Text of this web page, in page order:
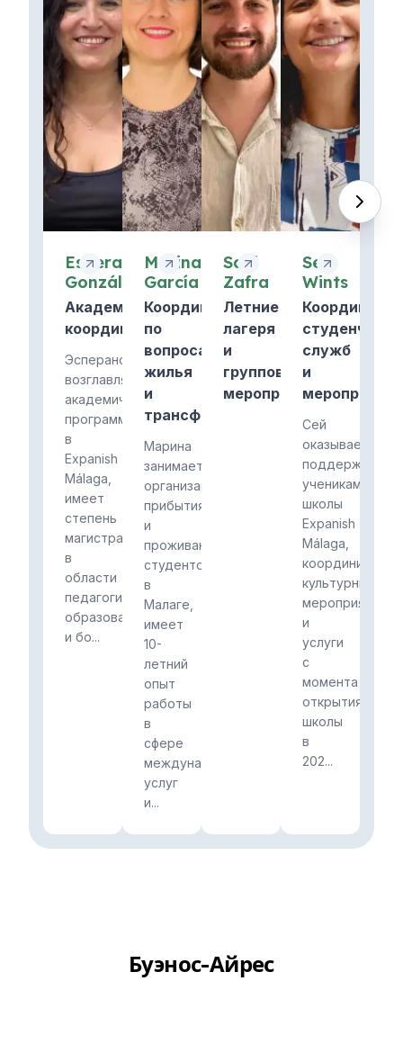
Esperanza
González
Академический
координатор
Эсперанса
возглавляет
академическую
программу
в
Expanish
Málaga,
имеет
степень
магистра
в
области
педагогического
образования
и бо...
Marina
García
Координатор
по
вопросам
жилья
и
трансферов
Марина
занимается
организацией
прибытия
и
проживания
студентов
в
Малаге,
имеет
10-
летний
опыт
работы
в
сфере
международных
услуг
и...
Saúl
Zafra
Летние
лагеря
и
групповые
мероприятия
Sei
Wints
Координатор
служб
и
мероприятий
Сей
оказывает
поддержку
ученикам
школы
Expanish
Málaga,
координируя
культурные
мероприятия
и
услуги
с
момента
открытия
школы
в
202...
Буэнос-Айрес